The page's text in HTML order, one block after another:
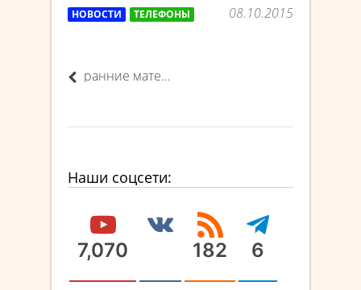
НОВОСТИ ТЕЛЕФОНЫ 08.10.2015
ранние материалы
Наши соцсети:
7,070 182 6